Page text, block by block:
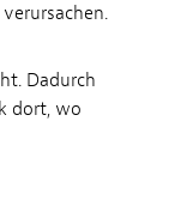
Dadurch
dort, wo